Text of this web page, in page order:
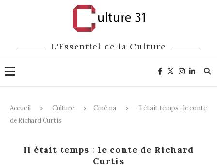
L'Essentiel de la Culture
Accueil Culture Cinéma
Il était temps : le conte
de Richard Curtis
Il était temps : le conte de Richard
Curtis